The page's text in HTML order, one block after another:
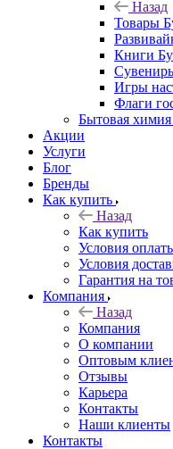
Назад
Товары
Книги
Игры
Флаги
Бытовая
Акции
Услуги
Блог
Бренды
Как купить
Назад
Как купить
Условия
Условия
Гарантия на
Компания
Назад
Компания
О компании
Оптовым
Отзывы
Карьера
Контакты
Наши клиенты
Контакты